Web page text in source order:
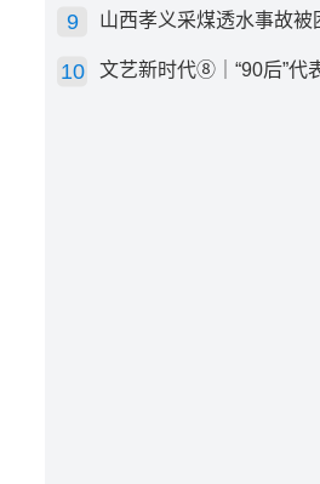
山西孝义采煤透水事故被
文艺新时代⑧｜“90后”代表周冬雨：演员